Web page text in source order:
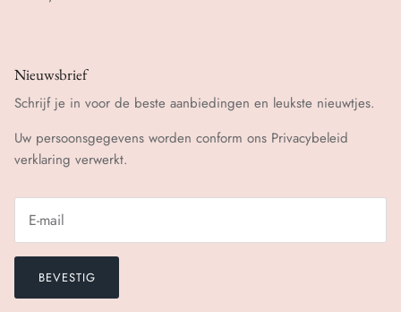
Nieuwsbrief
Schrijf je in voor de beste aanbiedingen en leukste nieuwtjes.
Uw persoonsgegevens worden conform ons Privacybeleid
verklaring verwerkt.
BEVESTIG